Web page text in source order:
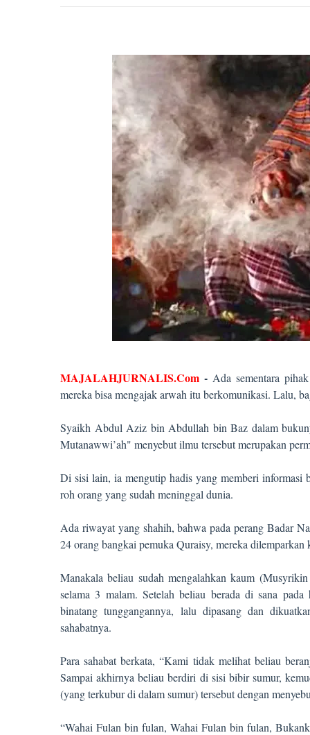
MAJALAHJURNALIS.Com - Ada sementara
mereka bisa mengajak arwah itu berkomunikasi. Lalu,
Syaikh Abdul Aziz bin Abdullah bin Baz dalam
Mutanawwi’ah" menyebut ilmu tersebut merupakan
Di sisi lain, ia mengutip hadis yang memberi informasi
roh orang yang sudah meninggal dunia.
Ada riwayat yang shahih, bahwa pada perang Badar
24 orang bangkai pemuka Quraisy, mereka
Manakala beliau sudah mengalahkan kaum
selama 3 malam. Setelah beliau berada di sana
binatang tunggangannya, lalu dipasang dan
sahabatnya.
Para sahabat berkata, “Kami tidak melihat beliau
Sampai akhirnya beliau berdiri di sisi bibir sumur,
(yang terkubur di dalam sumur) tersebut dengan
“Wahai Fulan bin fulan, Wahai Fulan bin fulan,